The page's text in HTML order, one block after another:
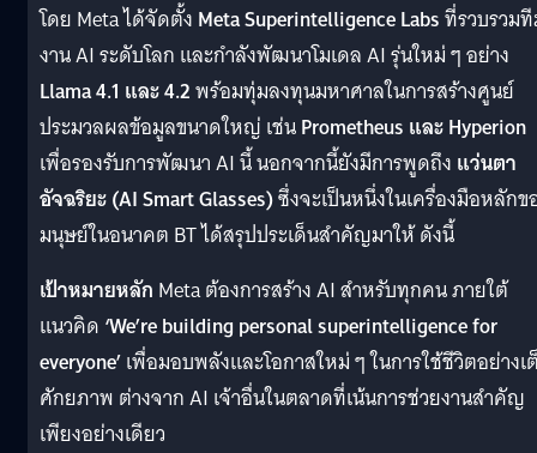
โดย Meta ได้จัดตั้ง Meta Superintelligence Labsที่รวบรวม
งาน AI ระดับโลก และกำลังพัฒนาโมเดล AI รุ่นใหม่ ๆ อย่าง
Llama 4.1 และ 4.2พร้อมทุ่มลงทุนมหาศาลในการสร้างศูนย์
ประมวลผลข้อมูลขนาดใหญ่ เช่นPrometheus และ Hyperion
เพื่อรองรับการพัฒนา AI นี้ นอกจากนี้ยังมีการพูดถึง แว่นตา
อัจฉริยะ (AI Smart Glasses)ซึ่งจะเป็นหนึ่งในเครื่องมือหลักข
มนุษย์ในอนาคต BT ได้สรุปประเด็นสำคัญมาให้ ดังนี้
เป้าหมายหลัก Meta ต้องการสร้าง AI สำหรับทุกคน ภายใต้
แนวคิด ‘We’re building personal superintelligence for
everyone’เพื่อมอบพลังและโอกาสใหม่ ๆ ในการใช้ชีวิตอย่างเ
ศักยภาพ ต่างจาก AI เจ้าอื่นในตลาดที่เน้นการช่วยงานสำคัญ
เพียงอย่างเดียว